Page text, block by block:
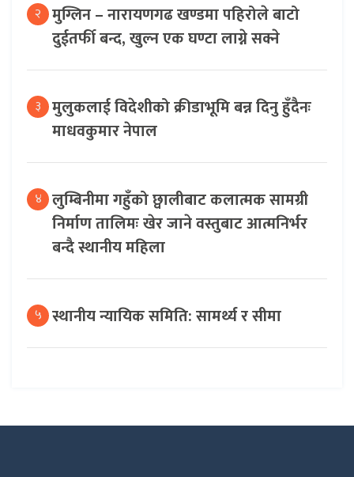
२ मुग्लिन – नारायणगढ खण्डमा पहिरोले बाटो
दुईतर्फी बन्द, खुल्न एक घण्टा लाग्ने सक्ने
३ मुलुकलाई विदेशीको क्रीडाभूमि बन्न दिनु हुँदैनः
माधवकुमार नेपाल
४ लुम्बिनीमा गहुँको छ्वालीबाट कलात्मक सामग्री
निर्माण तालिमः खेर जाने वस्तुबाट आत्मनिर्भर
बन्दै स्थानीय महिला
५ स्थानीय न्यायिक समिति: सामर्थ्य र सीमा